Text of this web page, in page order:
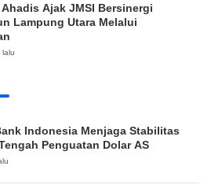
Ajak JMSI Bersinergi
Lampung Utara Melalui
Indonesia Menjaga Stabilitas
Penguatan Dolar AS